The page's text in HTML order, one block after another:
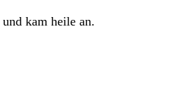
kam heile an.